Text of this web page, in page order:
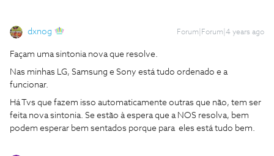
dxnog Forum|Forum|4 years ago
Façam uma sintonia nova que resolve.
Nas minhas LG, Samsung e Sony está tudo ordenado e a
funcionar.
Há Tvs que fazem isso automaticamente outras que não, tem ser
feita nova sintonia. Se estão à espera que a NOS resolva, bem
podem esperar bem sentados porque para eles está tudo bem.